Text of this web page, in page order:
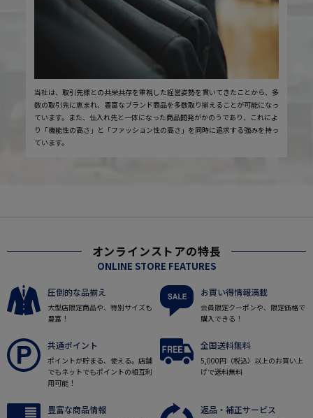
当社は、取引先様との共栄共存を重視した経営姿勢を貫いてきたことから、多
数の取引先に恵まれ、豊富なブランド商品を多数取り揃えることが可能になっ
ています。また、仕入れ先と一体になった商品開発がかのうであり、これによ
り「機能性の高さ」と「ファッション性の高さ」を同時に追求する強みを持っ
ています。
オンラインストアの特長
ONLINE STORE FEATURES
圧倒的な品揃え
大型店限定商品や、特別サイズも
豊富！
お買い得情報満載
会員限定クーポンや、限定価格で
購入できる！
共通ポイント
ポイントが貯まる、使える。店舗
でもネットでもポイントの相互利
用可能！
全国送料無料
5,000円（税込）以上のお買い上
げで送料無料
豊富な商品情報 返品・補正サービス